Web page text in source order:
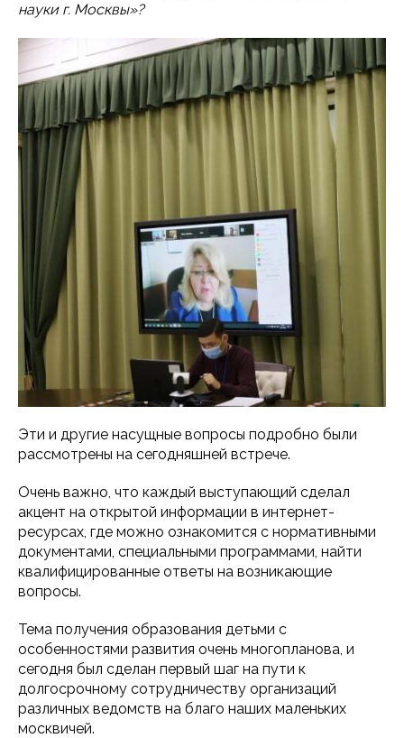
науки г. Москвы»?
Эти и другие насущные вопросы подробно были
рассмотрены на сегодняшней встрече.
Очень важно, что каждый выступающий сделал
акцент на открытой информации в интернет-
ресурсах, где можно ознакомится с нормативными
документами, специальными программами, найти
квалифицированные ответы на возникающие
вопросы.
Тема получения образования детьми с
особенностями развития очень многопланова, и
сегодня был сделан первый шаг на пути к
долгосрочному сотрудничеству организаций
различных ведомств на благо наших маленьких
москвичей.